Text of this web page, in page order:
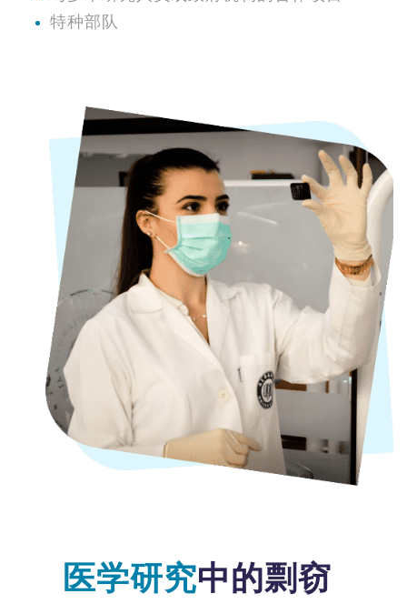
特种部队
医学研究中的剽窃